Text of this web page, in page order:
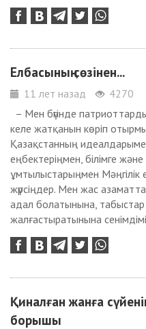
Елбасының сөзінен...
11 лет назад
4270
– Мен бүгінде
келе жатқанын көріп
Қазақстанның
еңбектеріңмен, білімге
ұмтылыстарыңмен Мәңгілік
жүрсіңдер. Мен жас
адал болатынына,
жалғастыратынына
Қиналған жанға
борышы